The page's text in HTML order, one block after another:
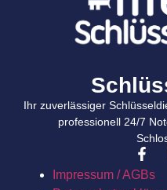
Ihr zuverlässiger
professionell 24/7
Impressum / AGBs